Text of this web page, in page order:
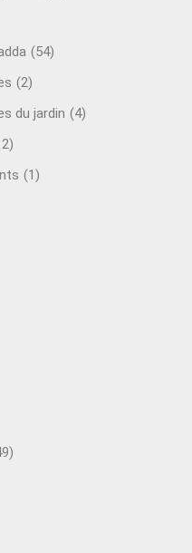
(54)
(2)
du jardin (4)
(1)